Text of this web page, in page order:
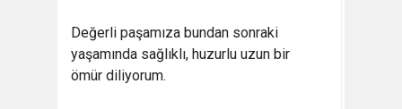
Değerli paşamıza bundan sonraki
yaşamında sağlıklı, huzurlu uzun bir
ömür diliyorum.